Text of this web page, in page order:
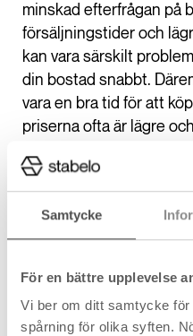
Samtycke
För en bättre upplevelse
Vi ber om ditt samtycke
spårning för olika syften.
minskad efterfrågan på
försäljningstider och
kan vara särskilt
din bostad snabbt.
vara en bra tid för att
priserna ofta är lägre
Under en
bostadspriser innebära
Det kan också innebära
Hur påverkar